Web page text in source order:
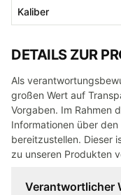
Kaliber
DETAILS ZUR
Als
großen Wert auf
Vorgaben. Im Rahmen
Informationen über
bereitzustellen. Dieser
zu unseren Produkten
Verantwortlicher